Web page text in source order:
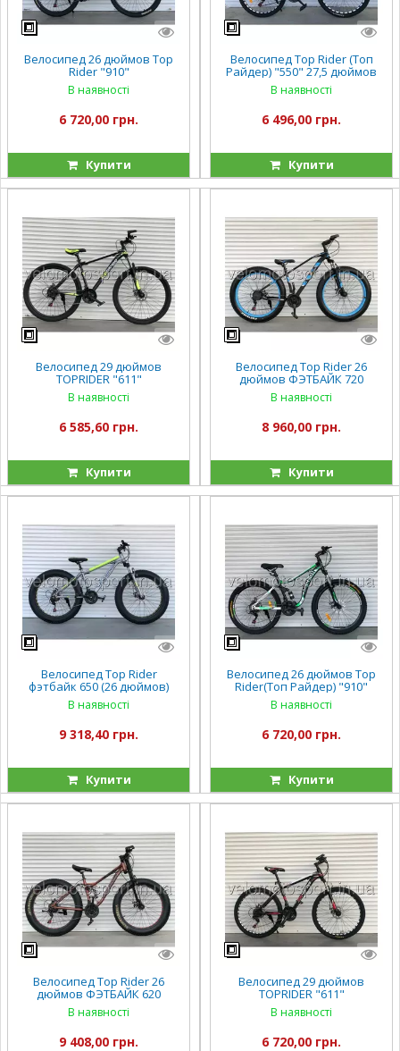
Велосипед 26 дюймов Top
Rider "910"
В наявності
6 720,00 грн.
Купити
Велосипед Top Rider (Топ
Райдер) "550" 27,5 дюймов
В наявності
6 496,00 грн.
Купити
Велосипед 29 дюймов
TOPRIDER "611"
В наявності
6 585,60 грн.
Купити
Велосипед Top Rider 26
дюймов ФЭТБАЙК 720
В наявності
8 960,00 грн.
Купити
Велосипед Top Rider
фэтбайк 650 (26 дюймов)
В наявності
9 318,40 грн.
Купити
Велосипед 26 дюймов Top
Rider(Топ Райдер) "910"
В наявності
6 720,00 грн.
Купити
Велосипед Top Rider 26
дюймов ФЭТБАЙК 620
В наявності
9 408,00 грн.
Велосипед 29 дюймов
TOPRIDER "611"
В наявності
6 720,00 грн.